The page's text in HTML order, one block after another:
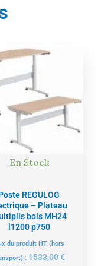
En Stock
REGULOG
– Plateau
bois MH24
l1200 p750
du produit HT (hors
:1533,00€
1533,00
Le
prix
actuel
est :
1456,00 €.